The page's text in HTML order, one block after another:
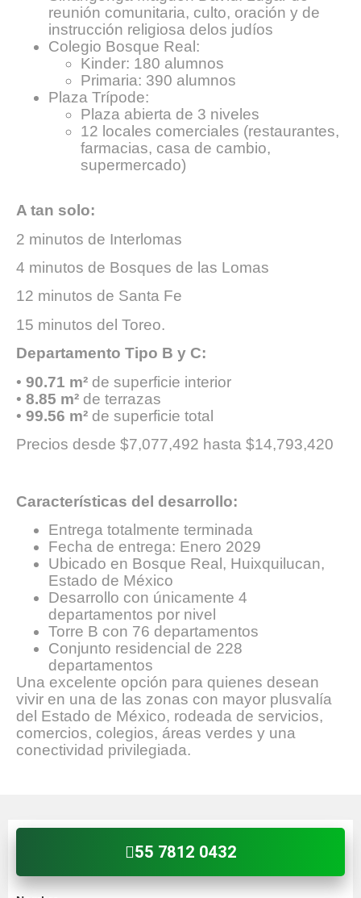
reunión comunitaria, culto, oración y de
instrucción religiosa delos judíos
Colegio Bosque Real:
Kinder: 180 alumnos
Primaria: 390 alumnos
Plaza Trípode:
Plaza abierta de 3 niveles
12 locales comerciales (restaurantes,
farmacias, casa de cambio,
supermercado)
A tan solo:
2 minutos de Interlomas
4 minutos de Bosques de las Lomas
12 minutos de Santa Fe
15 minutos del Toreo.
Departamento Tipo B y C:
• 90.71 m² de superficie interior
• 8.85 m² de terrazas
• 99.56 m² de superficie total
Precios desde $7,077,492 hasta $14,793,420
Características del desarrollo:
Entrega totalmente terminada
Fecha de entrega: Enero 2029
Ubicado en Bosque Real, Huixquilucan,
Estado de México
Desarrollo con únicamente 4
departamentos por nivel
Torre B con 76 departamentos
Conjunto residencial de 228
departamentos
Una excelente opción para quienes desean
vivir en una de las zonas con mayor plusvalía
del Estado de México, rodeada de servicios,
comercios, colegios, áreas verdes y una
conectividad privilegiada.
55 7812 0432